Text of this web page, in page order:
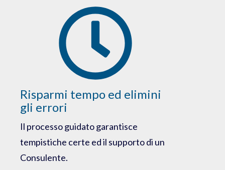
Risparmi tempo ed elimini
gli errori
Il processo guidato garantisce
tempistiche certe ed il supporto di un
Consulente.